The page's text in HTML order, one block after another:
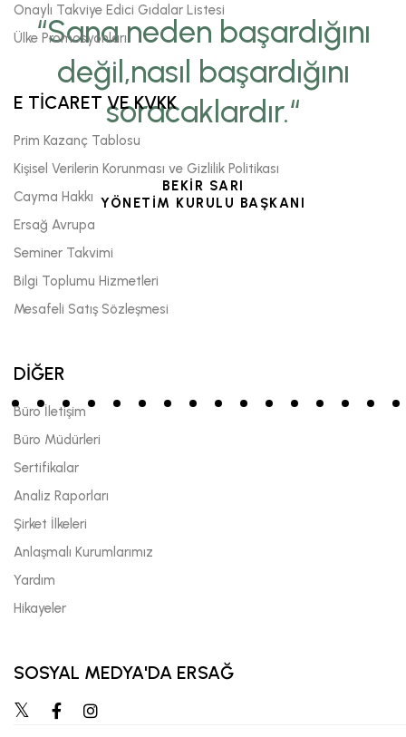
“Sana neden başardığını
değil,nasıl başardığını
soracaklardır.“
BEKİR SARI
YÖNETİM KURULU BAŞKANI
Onaylı Takviye Edici Gıdalar Listesi
Ülke Promosyonları
E TİCARET VE KVKK
Prim Kazanç Tablosu
Kişisel Verilerin Korunması ve Gizlilik Politikası
Cayma Hakkı
Ersağ Avrupa
Seminer Takvimi
Bilgi Toplumu Hizmetleri
Mesafeli Satış Sözleşmesi
DİĞER
Büro İletişim
Büro Müdürleri
Sertifikalar
Analiz Raporları
Şirket İlkeleri
Anlaşmalı Kurumlarımız
Yardım
Hikayeler
SOSYAL MEDYA'DA ERSAĞ